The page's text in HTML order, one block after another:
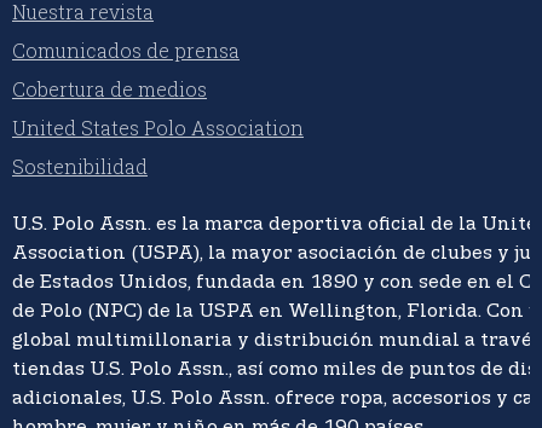
Nuestra revista
Comunicados de prensa
Cobertura de medios
United States Polo Association
Sostenibilidad
U.S. Polo Assn. es la marca deportiva oficial de la
Association (USPA), la mayor asociación de clubes y
de Estados Unidos, fundada en 1890 y con sede en el
de Polo (NPC) de la USPA en Wellington, Florida. Con
global multimillonaria y distribución mundial a través
tiendas U.S. Polo Assn., así como miles de puntos de
adicionales, U.S. Polo Assn. ofrece ropa, accesorios y